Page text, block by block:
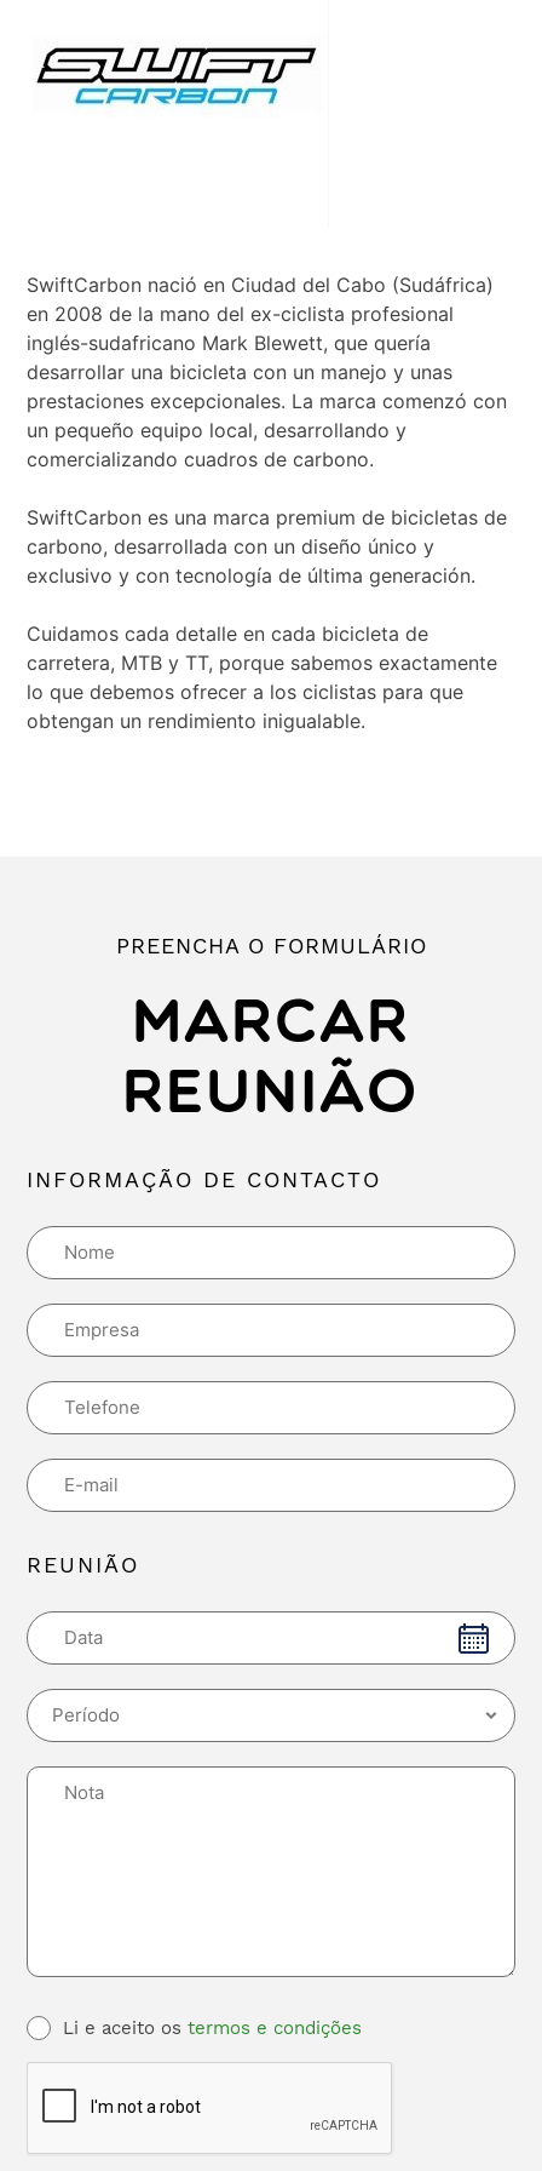
SwiftCarbon nació en Ciudad del Cabo (Sudáfrica)
en 2008 de la mano del ex-ciclista profesional
inglés-sudafricano Mark Blewett, que quería
desarrollar una bicicleta con un manejo y unas
prestaciones excepcionales. La marca comenzó con
un pequeño equipo local, desarrollando y
comercializando cuadros de carbono.
SwiftCarbon es una marca premium de bicicletas de
carbono, desarrollada con un diseño único y
exclusivo y con tecnología de última generación.
Cuidamos cada detalle en cada bicicleta de
carretera, MTB y TT, porque sabemos exactamente
lo que debemos ofrecer a los ciclistas para que
obtengan un rendimiento inigualable.
PREENCHA O FORMULÁRIO
MARCAR
REUNIÃO
INFORMAÇÃO DE CONTACTO
REUNIÃO
Li e aceito ostermos e condições